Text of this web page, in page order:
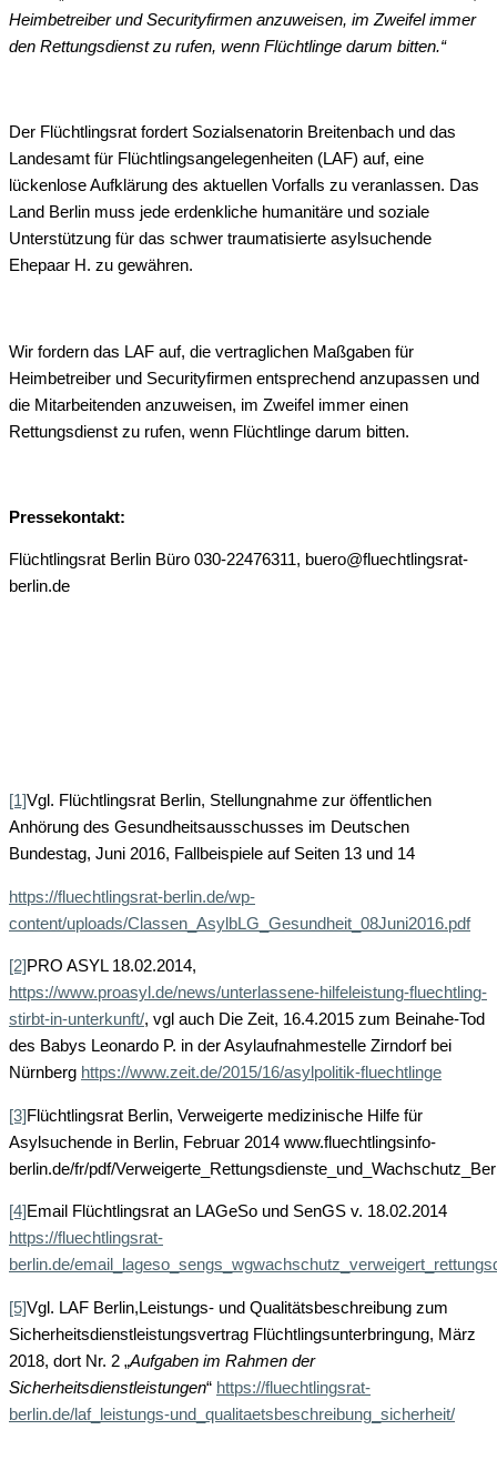
Heimbetreiber und Securityfirmen anzuweisen, im Zweifel immer
den Rettungsdienst zu rufen, wenn Flüchtlinge darum bitten.“
Der Flüchtlingsrat fordert Sozialsenatorin Breitenbach und das
Landesamt für Flüchtlingsangelegenheiten (LAF) auf, eine
lückenlose Aufklärung des aktuellen Vorfalls zu veranlassen. Das
Land Berlin muss jede erdenkliche humanitäre und soziale
Unterstützung für das schwer traumatisierte asylsuchende
Ehepaar H. zu gewähren.
Wir fordern das LAF auf, die vertraglichen Maßgaben für
Heimbetreiber und Securityfirmen entsprechend anzupassen und
die Mitarbeitenden anzuweisen, im Zweifel immer einen
Rettungsdienst zu rufen, wenn Flüchtlinge darum bitten.
Pressekontakt:
Flüchtlingsrat Berlin Büro 030-22476311, buero@fluechtlingsrat-
berlin.de
[1]Vgl. Flüchtlingsrat Berlin, Stellungnahme zur öffentlichen
Anhörung des Gesundheitsausschusses im Deutschen
Bundestag, Juni 2016, Fallbeispiele auf Seiten 13 und 14
https://fluechtlingsrat-berlin.de/wp-
content/uploads/Classen_AsylbLG_Gesundheit_08Juni2016.pdf
[2] PRO ASYL 18.02.2014,
https://www.proasyl.de/news/unterlassene-hilfeleistung-fluechtling-
stirbt-in-unterkunft/, vgl auch Die Zeit, 16.4.2015 zum Beinahe-Tod
des Babys Leonardo P. in der Asylaufnahmestelle Zirndorf bei
Nürnberg https://www.zeit.de/2015/16/asylpolitik-fluechtlinge
[3] Flüchtlingsrat Berlin, Verweigerte medizinische Hilfe für
Asylsuchende in Berlin, Februar 2014 www.fluechtlingsinfo-
berlin.de/fr/pdf/
[4] Email Flüchtlingsrat an LAGeSo und SenGS v. 18.02.2014
https://fluechtlingsrat-
berlin.de/
[5]Vgl. LAF Berlin,Leistungs- und Qualitätsbeschreibung zum
Sicherheitsdienstleistungsvertrag Flüchtlingsunterbringung, März
2018, dort Nr. 2 „Aufgaben im Rahmen der
Sicherheitsdienstleistungen“ https://fluechtlingsrat-
berlin.de/laf_leistungs-und_qualitaetsbeschreibung_sicherheit/